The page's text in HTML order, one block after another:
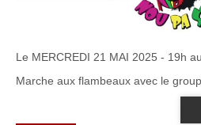
Le MERCREDI 21 MAI 2025 - 19h
Marche aux flambeaux avec le